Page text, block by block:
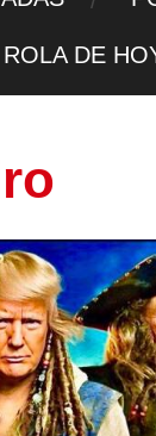
ROLA DE